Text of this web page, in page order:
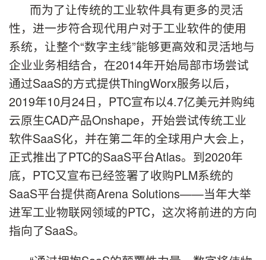
而为了让传统的工业软件具有更多的灵活
性，进一步符合现代用户对于工业软件的使用
系统，让整个“数字主线”能够更高效和灵活地与
企业业务相结合，在2014年开始局部市场尝试
通过SaaS的方式提供ThingWorx服务以后，
2019年10月24日，PTC宣布以4.7亿美元并购纯
云原生CAD产品Onshape，开始尝试传统工业
软件SaaS化，并在第二年的全球用户大会上，
正式推出了PTC的SaaS平台Atlas。到2020年
底，PTC又宣布已经签署了收购PLM系统的
SaaS平台提供商Arena Solutions——当年大举
进军工业物联网领域的PTC，这次将前进的方向
指向了SaaS。